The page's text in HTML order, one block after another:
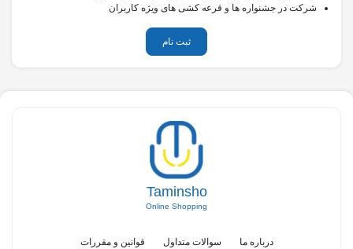
شرکت در جشنواره ها و قرعه کشی های ویژه کاربران
ثبت نام
Taminsho
Online Shopping
درباره ما سوالات متداول قوانین و مقررات